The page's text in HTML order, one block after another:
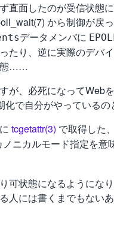
直面したのが受信状態
から制御が戻
データメンバに
たり、逆に実際のデバ
態……
が、必死になってWeb
化で自分がやっている
tcgetattr(3) で取得した
ニカルモード指定を意
可状態になるようにな
人には書くまでもな